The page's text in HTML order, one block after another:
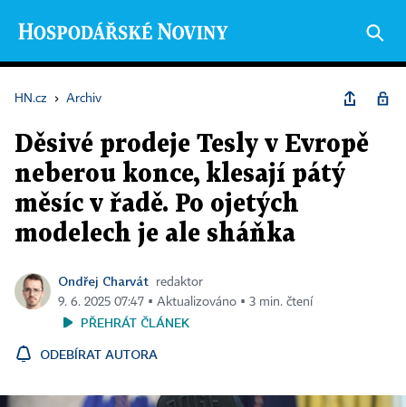
HN.cz › Archiv
Děsivé prodeje Tesly v Evropě
neberou konce, klesají pátý
měsíc v řadě. Po ojetých
modelech je ale sháňka
Ondřej Charvát
redaktor
9. 6. 2025 07:47 ▪ Aktualizováno ▪ 3 min. čtení
PŘEHRÁT ČLÁNEK
ODEBÍRAT AUTORA